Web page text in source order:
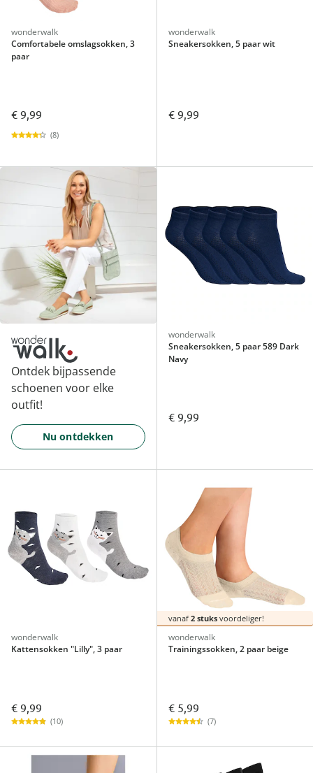
wonderwalk
Comfortabele omslagsokken, 3
paar
€ 9,99
(8)
wonderwalk
Sneakersokken, 5 paar wit
€ 9,99
Ontdek bijpassende
schoenen voor elke
outfit!
Nu ontdekken
wonderwalk
Sneakersokken, 5 paar 589 Dark
Navy
€ 9,99
wonderwalk
Kattensokken "Lilly", 3 paar
€ 9,99
(10)
vanaf 2 stuksvoordeliger!
wonderwalk
Trainingssokken, 2 paar beige
€ 5,99
(7)